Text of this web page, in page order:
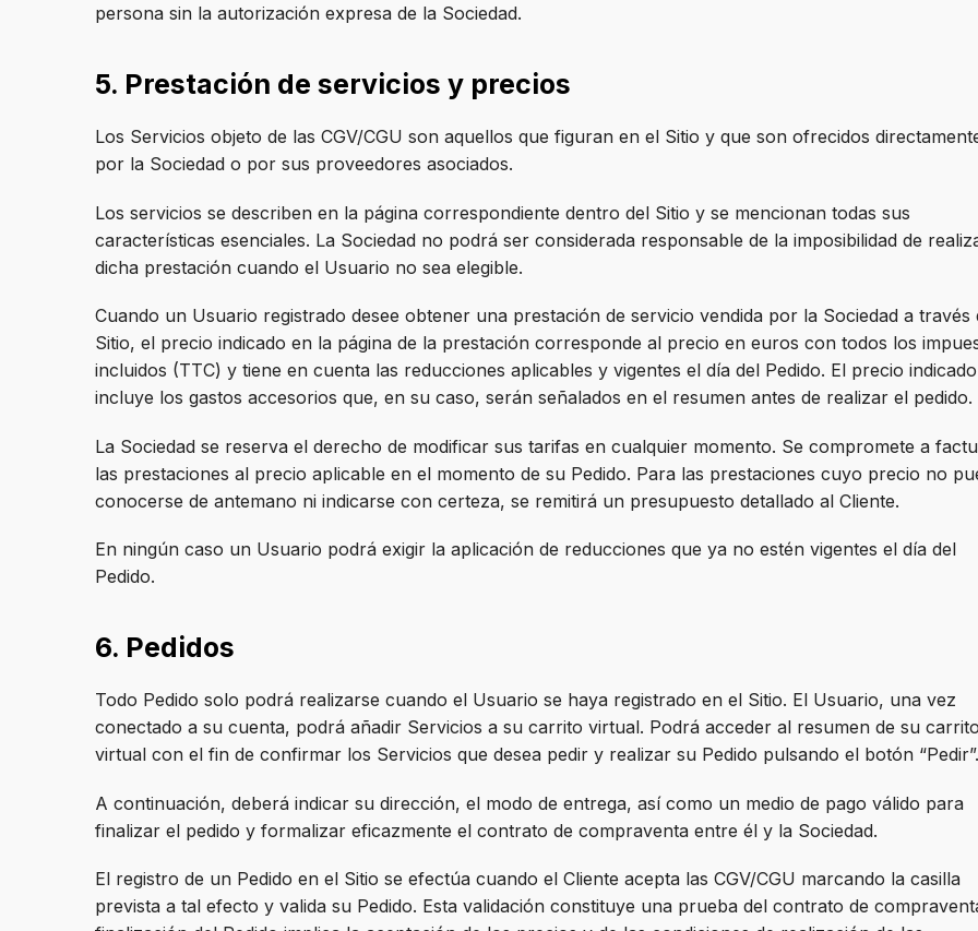
persona sin la autorización expresa de la Sociedad.
5. Prestación de servicios y precios
Los Servicios objeto de las CGV/CGU son aquellos que figuran en el Sitio y que son ofrecidos
por la Sociedad o por sus proveedores asociados.
Los servicios se describen en la página correspondiente dentro del Sitio y se mencionan todas sus
características esenciales. La Sociedad no podrá ser considerada responsable de la imposibilidad de
dicha prestación cuando el Usuario no sea elegible.
Cuando un Usuario registrado desee obtener una prestación de servicio vendida por la Sociedad a través
Sitio, el precio indicado en la página de la prestación corresponde al precio en euros con todos los
incluidos (TTC) y tiene en cuenta las reducciones aplicables y vigentes el día del Pedido. El precio
incluye los gastos accesorios que, en su caso, serán señalados en el resumen antes de realizar el pedido.
La Sociedad se reserva el derecho de modificar sus tarifas en cualquier momento. Se compromete a
las prestaciones al precio aplicable en el momento de su Pedido. Para las prestaciones cuyo precio no
conocerse de antemano ni indicarse con certeza, se remitirá un presupuesto detallado al Cliente.
En ningún caso un Usuario podrá exigir la aplicación de reducciones que ya no estén vigentes el día del
Pedido.
6. Pedidos
Todo Pedido solo podrá realizarse cuando el Usuario se haya registrado en el Sitio. El Usuario, una vez
conectado a su cuenta, podrá añadir Servicios a su carrito virtual. Podrá acceder al resumen de su carrito
virtual con el fin de confirmar los Servicios que desea pedir y realizar su Pedido pulsando el botón “Pedir”.
A continuación, deberá indicar su dirección, el modo de entrega, así como un medio de pago válido para
finalizar el pedido y formalizar eficazmente el contrato de compraventa entre él y la Sociedad.
El registro de un Pedido en el Sitio se efectúa cuando el Cliente acepta las CGV/CGU marcando la casilla
prevista a tal efecto y valida su Pedido. Esta validación constituye una prueba del contrato de